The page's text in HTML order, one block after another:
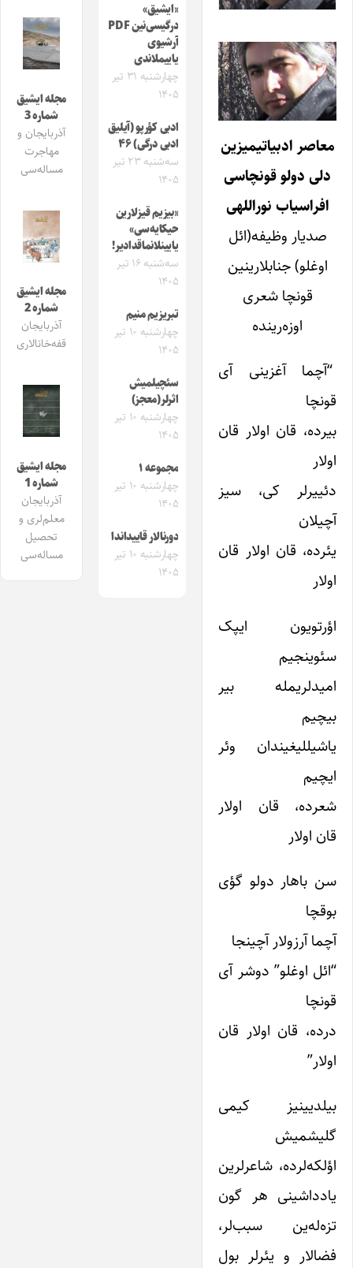
معاصر ادبیاتیمیزین
دلی دولو قونچاسی
افراسیاب نوراللهی
صدیار وظیفه(ائل
اوغلو) جنابلارینین
قونچا شعری
اوزه‌رینده
“آچما آغزینی آی
قونچا
بیرده، قان اولار قان
اولار
دئییرلر کی، سیز
آچیلان
یئرده، قان اولار قان
اولار
اؤرتویون ایپک
سئوینجیم
امیدلریمله بیر
بیچیم
یاشیللیغیندان وئر
ایچیم
شعرده، قان اولار
قان اولار
سن باهار دولو گؤی
بوقچا
آچما آرزولار آچینجا
“ائل اوغلو” دوشر آی
قونچا
درده، قان اولار قان
اولار”
بیلدیینیز کیمی
گلیشمیش
اؤلکه‌لرده، شاعرلرین
یادداشینی هر گون
تزه‌له‌ین سبب‌لر،
فضالار و یئرلر بول
«ایشیق»
درگیسی‌نین PDF
آرشیوی
یاییملاندی
چهارشنبه ۳۱ تیر
۱۴۰۵
ادبی کؤرپو (آیلیق
ادبی درگی) ۴۶
سه‌شنبه ۲۳ تیر
۱۴۰۵
«بیزیم قیزلارین
حیکایه‌سی»
یایینلانماقدادیر!
سه‌شنبه ۱۶ تیر
۱۴۰۵
تبریزیم منیم
چهارشنبه ۱۰ تیر
۱۴۰۵
سئچیلمیش
اثرلر(معجز)
چهارشنبه ۱۰ تیر
۱۴۰۵
مجموعه ۱
چهارشنبه ۱۰ تیر
۱۴۰۵
دورنالار قاییداندا
چهارشنبه ۱۰ تیر
۱۴۰۵
مجله ایشیق
شماره 3
آذربایجان و
مهاجرت
مساله‌سی
مجله ایشیق
شماره 2
آذربایجان
قفه‌خانالاری
مجله ایشیق
شماره 1
آذربایجان
معلم‌لری و
تحصیل
مساله‌سی